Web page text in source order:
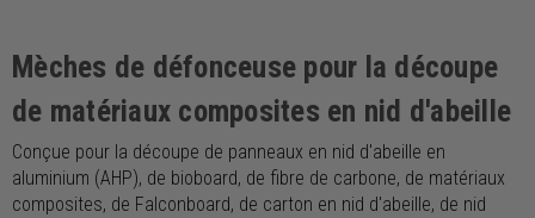
Mèches de défonceuse pour la découpe
de matériaux composites en nid d'abeille
Conçue pour la découpe de panneaux en nid d'abeille en
aluminium (AHP), de bioboard, de fibre de carbone, de matériaux
composites, de Falconboard, de carton en nid d'abeille, de nid